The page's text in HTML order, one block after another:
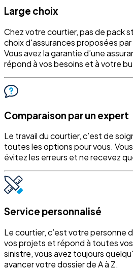
Large choix
Chez votre courtier, pas de pack
choix d'assurances proposées
Vous avez la garantie d’une
répond à vos besoins et à votre
Comparaison par un expert
Le travail du courtier, c’est de
toutes les options pour vous.
évitez les erreurs et ne recevez
Service personnalisé
Le courtier, c’est votre personne
vos projets et répond à toutes
sinistre, vous avez toujours
avancer votre dossier de A à Z.